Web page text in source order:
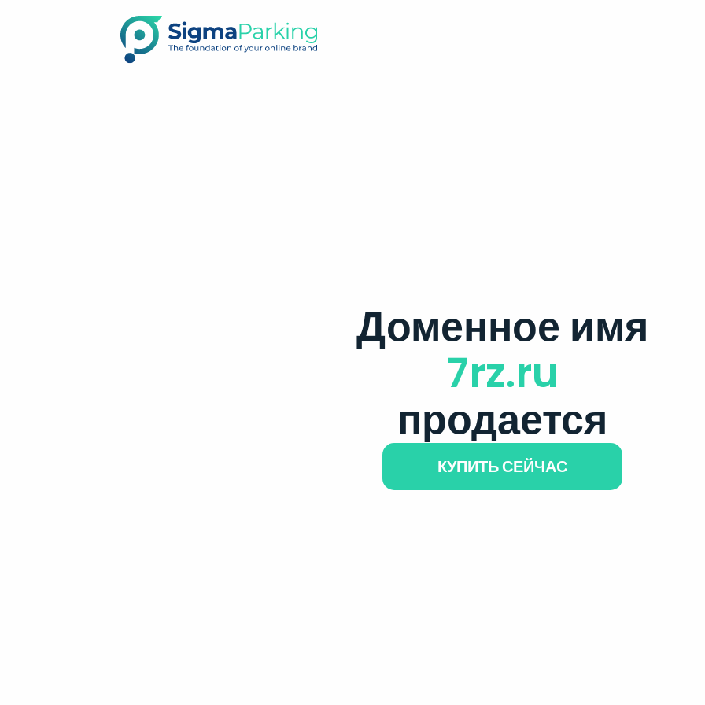
Доменное имя
7rz.ru
продается
КУПИТЬ СЕЙЧАС